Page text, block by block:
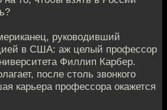
руководивший
в США: аж целый профессор
Филлип Карбер.
после столь звонкого
карьера профессора окажется